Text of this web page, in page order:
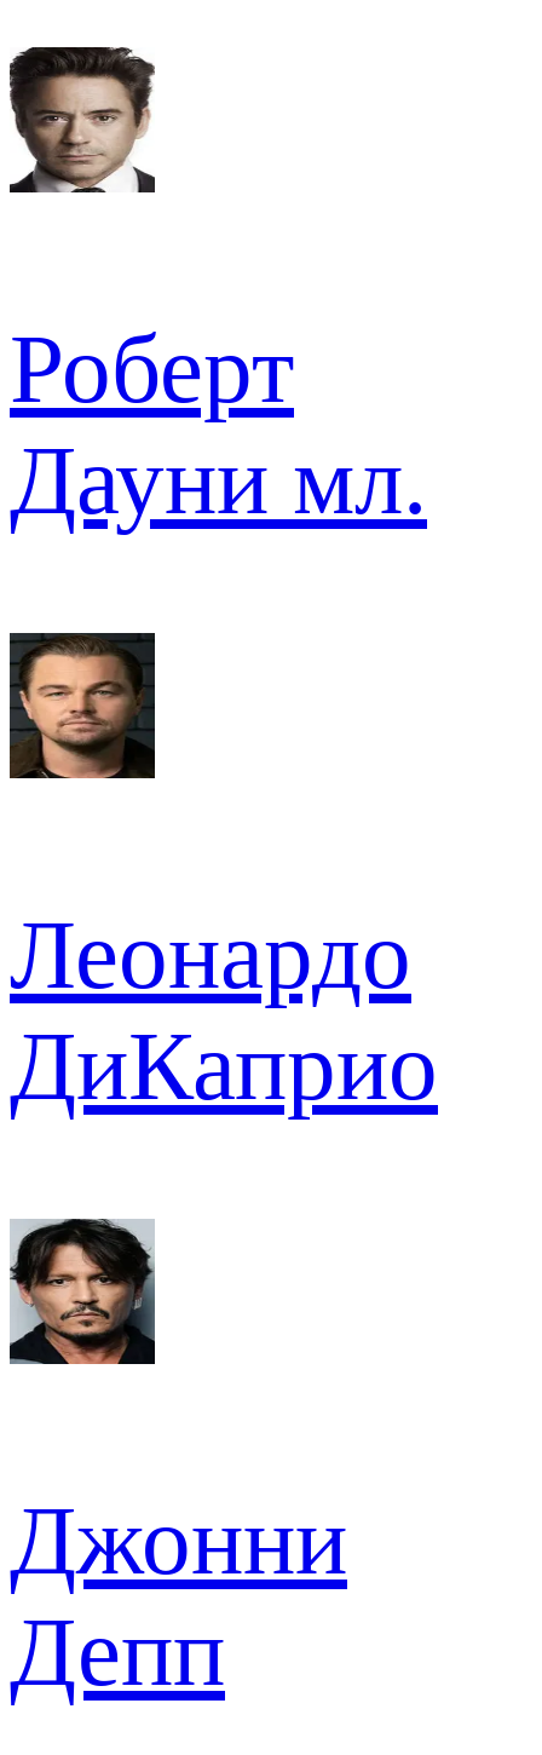
Роберт
Дауни мл.
Леонардо
ДиКаприо
Джонни
Депп